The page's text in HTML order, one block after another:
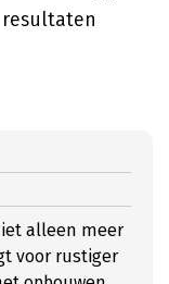
alleen meer
voor rustiger